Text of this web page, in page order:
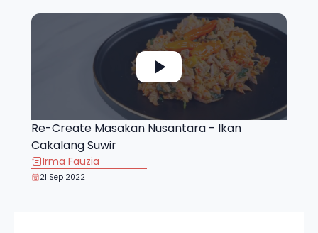
Re-Create Masakan Nusantara - Ikan
Cakalang Suwir
Irma Fauzia
21 Sep 2022